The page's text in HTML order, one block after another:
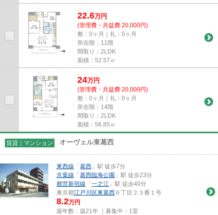
22.6万円
(管理費・共益費 20,000円)
敷：0ヶ月｜礼：0ヶ月
所在階：11階
間取り：2LDK
面積：52.57㎡
24万円
(管理費・共益費 20,000円)
敷：0ヶ月｜礼：0ヶ月
所在階：14階
間取り：2LDK
面積：56.85㎡
賃貸｜マンション オーヴェル東葛西
東西線 「 葛西 」駅 徒歩7分
京葉線 「 葛西臨海公園 」駅 徒歩23分
都営新宿線 「 一之江 」駅 徒歩40分
東京都江戸川区東葛西 ６丁目２３番１号
8.2万円
築年数：築21年 ｜募集中： 1室